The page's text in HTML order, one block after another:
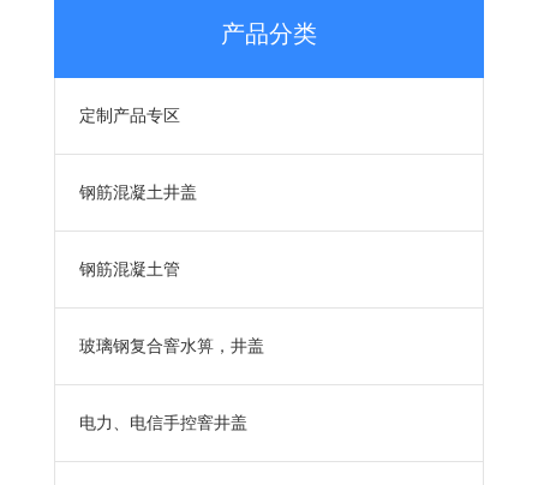
产品分类
定制产品专区
钢筋混凝土井盖
钢筋混凝土管
玻璃钢复合窨水箅，井盖
电力、电信手控窨井盖